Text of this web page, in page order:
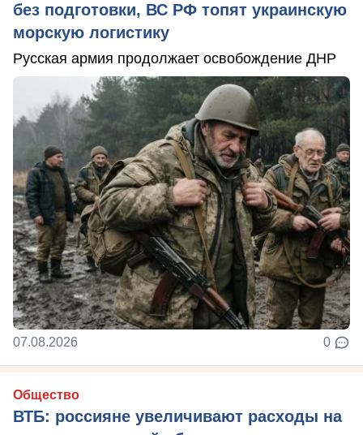
без подготовки, ВС РФ топят украинскую
морскую логистику
Русская армия продолжает освобождение ДНР
07.08.2026 0
Общество
ВТБ: россияне увеличивают расходы на